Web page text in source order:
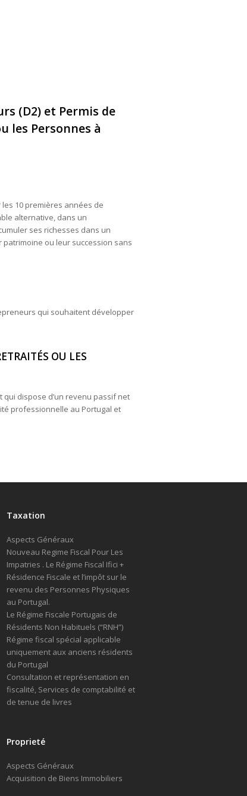
(D2) et Permis de
les Personnes à
10 premières années de
alternative, dans un
ses richesses dans un
ou leur succession sans
qui souhaitent développer
OU LES
dispose d’un revenu passif net
professionnelle au Portugal et
Taxation
Aspects Généraux
Nouveau Regime Fiscal Pour Les
Impatries . Le Régime Fiscal Ifici +
Résidence Fiscale et l’impôt sur le
revenu des Personnes Physiques
au Portugal.
Le Régime Fiscale Portugais de
Résidents Non Habituels (“RNH”)
Régime fiscal spécial applicable
uniquement aux anciens résidents
du Portugal
Consultation et représentation en
fiscalité, Services de comptabilité et
de tenue de livres
Proprieté
Aspects Généraux
Acquisition de Biens Immobiliers